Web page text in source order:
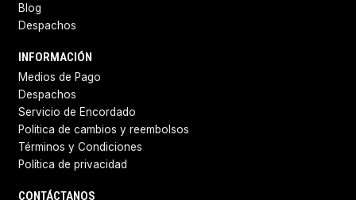
Blog
Despachos
INFORMACIÓN
Medios de Pago
Despachos
Servicio de Encordado
Politica de cambios y reembolsos
Términos y Condiciones
Política de privacidad
CONTÁCTANOS